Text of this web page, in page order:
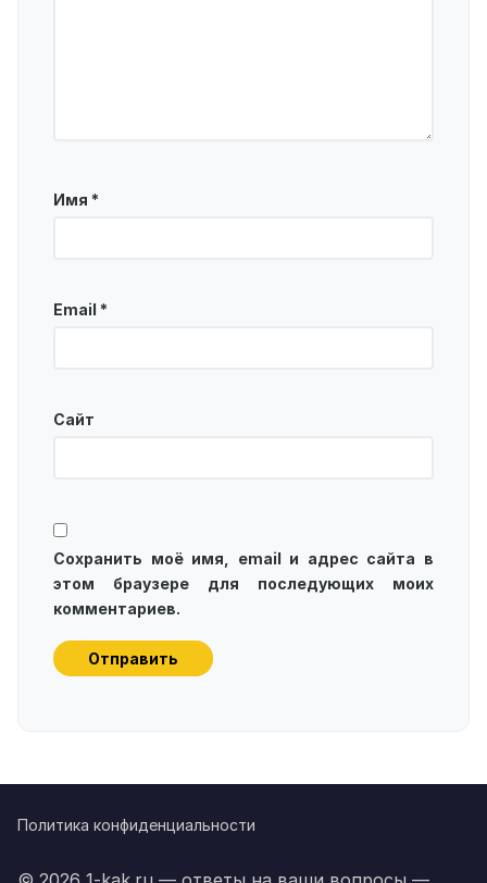
Имя *
Email *
Сайт
Сохранить моё имя, email и адрес сайта в
этом браузере для последующих моих
комментариев.
Политика конфиденциальности